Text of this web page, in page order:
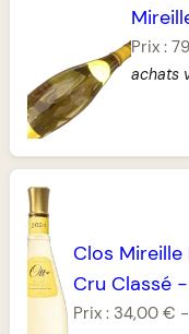
Prix :
achats
Clos Mireille
Cru Classé -
Prix : 34,00 €